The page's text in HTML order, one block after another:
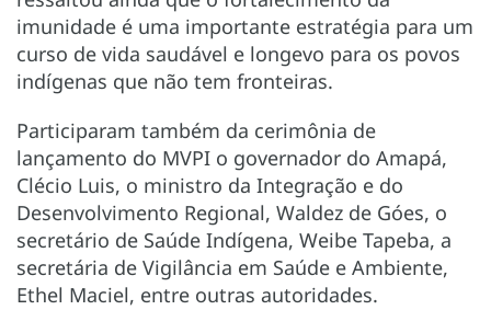
imunidade é uma importante estratégia para um
curso de vida saudável e longevo para os povos
indígenas que não tem fronteiras.
Participaram também da cerimônia de
lançamento do MVPI o governador do Amapá,
Clécio Luis, o ministro da Integração e do
Desenvolvimento Regional, Waldez de Góes, o
secretário de Saúde Indígena, Weibe Tapeba, a
secretária de Vigilância em Saúde e Ambiente,
Ethel Maciel, entre outras autoridades.